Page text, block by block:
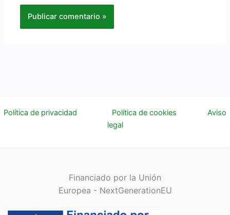
Política de privacidad Política de cookies Aviso
legal
Financiado por la Unión
Europea - NextGenerationEU